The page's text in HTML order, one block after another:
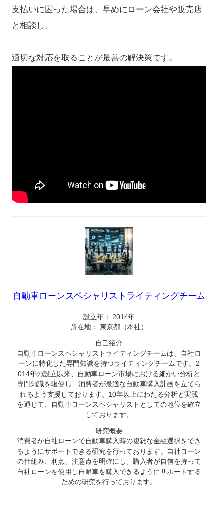
支払いに困った場合は、早めにローン会社や販売店
と相談し、
適切な対応を取ることが最善の解決策です。
自動車ローンスペシャリストライティングチーム
設立年： 2014年
所在地： 東京都（本社）
自己紹介
自動車ローンスペシャリストライティングチームは、自社ロ
ーンに特化した専門知識を持つライティングチームです。2
014年の設立以来、自動車ローン市場における細かい分析と
専門知識を駆使し、消費者が最適な自動車購入計画を立てら
れるよう支援しております。10年以上にわたる分析と実践
を通じて、自動車ローンスペシャリストとしての地位を確立
しております。
研究概要
消費者が自社ローンで自動車購入時の複雑な金融選択をでき
るようにサポートできる研究を行っております。自社ローン
の仕組み、利点、注意点を明確にし、購入者が自信を持って
自社ローンを使用し自動車を購入できるようにサポートする
ための研究を行っております。